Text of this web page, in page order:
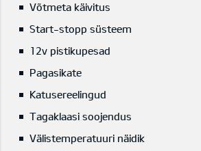
Võtmeta käivitus
Start-stopp süsteem
12v pistikupesad
Pagasikate
Katusereelingud
Tagaklaasi soojendus
Välistemperatuuri näidik